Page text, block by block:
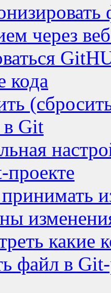
через
кода
в Git
какие
файл в